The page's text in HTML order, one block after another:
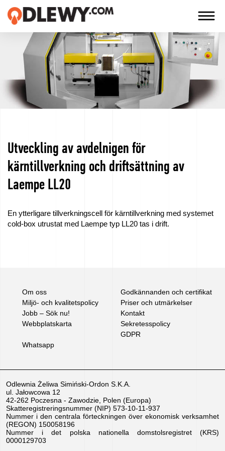
TECHNOLOGIA
TRADYCJA
JAKOŚĆ
Företag
Teknologi
produkter
nu!
Till
Vi
sponsrar
–
Utveckling av avdelnigen för
kärntillverkning och driftsättning av
Laempe LL20
En ytterligare tillverkningscell för kärntillverkning med systemet
cold-box utrustat med Laempe typ LL20 tas i drift.
Om oss
Godkännanden och certifikat
Miljö- och kvalitetspolicy
Priser och utmärkelser
Jobb – Sök nu!
Kontakt
Webbplatskarta
Sekretesspolicy
GDPR
Whatsapp
Odlewnia Żeliwa Simiński-Ordon S.K.A.
ul. Jałowcowa 12
42-262 Poczesna - Zawodzie, Polen (Europa)
Skatteregistreringsnummer (NIP) 573-10-11-937
Nummer i den centrala förteckningen över ekonomisk verksamhet
(REGON) 150058196
Nummer i det polska nationella domstolsregistret (KRS)
0000129703